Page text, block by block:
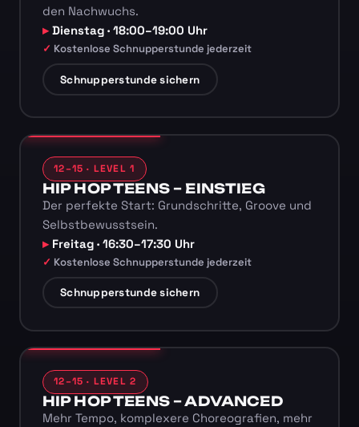
den Nachwuchs.
Dienstag · 18:00–19:00 Uhr
Kostenlose Schnupperstunde jederzeit
Schnupperstunde sichern
12–15 · LEVEL 1
HIP HOP TEENS – EINSTIEG
Der perfekte Start: Grundschritte, Groove und
Selbstbewusstsein.
Freitag · 16:30–17:30 Uhr
Kostenlose Schnupperstunde jederzeit
Schnupperstunde sichern
12–15 · LEVEL 2
HIP HOP TEENS – ADVANCED
Mehr Tempo, komplexere Choreografien, mehr